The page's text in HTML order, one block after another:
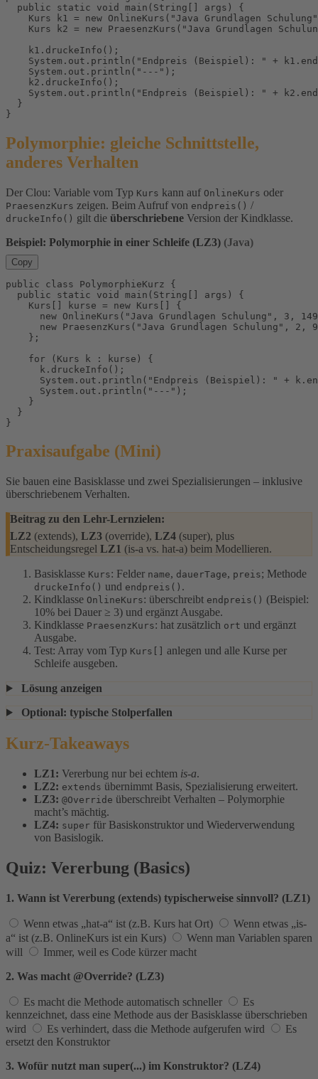
  public static void main(String[] args) {
Kurs k1 = new OnlineKurs("Java Grundlagen
Kurs k2 = new PraesenzKurs("Java Grundlagen
    k1.druckeInfo();
System.out.println("Endpreis (Beispiel): " +
    System.out.println("---");
    k2.druckeInfo();
System.out.println("Endpreis (Beispiel): " +
  }
}
Polymorphie: gleiche Schnittstelle,
anderes Verhalten
Der Clou: Variable vom Typ Kurs kann auf OnlineKurs oder
PraesenzKurs zeigen. Beim Aufruf von endpreis() /
druckeInfo() gilt die überschriebene Version der Kindklasse.
Beispiel: Polymorphie in einer Schleife (LZ3) (Java)
Copy
public class PolymorphieKurz {
  public static void main(String[] args) {
    Kurs[] kurse = new Kurs[] {
new OnlineKurs("Java Grundlagen Schulung", 3,
new PraesenzKurs("Java Grundlagen Schulung", 2,
    };
    for (Kurs k : kurse) {
      k.druckeInfo();
System.out.println("Endpreis (Beispiel): " +
      System.out.println("---");
    }
  }
}
Praxisaufgabe (Mini)
Sie bauen eine Basisklasse und zwei Spezialisierungen – inklusive
überschriebenem Verhalten.
Beitrag zu den Lehr-Lernzielen:
LZ2 (extends), LZ3 (override), LZ4 (super), plus
Entscheidungsregel LZ1 (is-a vs. hat-a) beim Modellieren.
Basisklasse Kurs: Felder name, dauerTage, preis; Methode
druckeInfo() und endpreis() .
Kindklasse OnlineKurs: überschreibt endpreis() (Beispiel:
10% bei Dauer ≥ 3) und ergänzt Ausgabe.
Kindklasse PraesenzKurs: hat zusätzlich ort und ergänzt
Ausgabe.
Test: Array vom Typ Kurs[]
anlegen und alle Kurse per
Schleife ausgeben.
Lösung anzeigen
Optional: typische Stolperfallen
Kurz-Takeaways
LZ1: Vererbung nur bei echtem is-a.
LZ2: extends übernimmt Basis, Spezialisierung erweitert.
LZ3: @Override überschreibt Verhalten – Polymorphie
macht’s mächtig.
LZ4: super für Basiskonstruktor und Wiederverwendung
von Basislogik.
Quiz: Vererbung (Basics)
1. Wann ist Vererbung (extends) typischerweise sinnvoll? (LZ1)
Wenn etwas „hat-a“ ist (z.B. Kurs hat Ort)
Wenn etwas „is-
a“ ist (z.B. OnlineKurs ist ein Kurs)
Wenn man Variablen sparen
will
Immer, weil es Code kürzer macht
2. Was macht @Override? (LZ3)
Es macht die Methode automatisch schneller
Es
kennzeichnet, dass eine Methode aus der Basisklasse überschrieben
wird
Es verhindert, dass die Methode aufgerufen wird
Es
ersetzt den Konstruktor
3. Wofür nutzt man super(...) im Konstruktor? (LZ4)